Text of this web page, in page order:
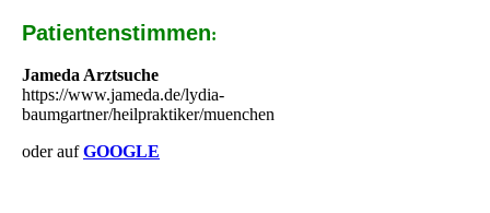
Patientenstimmen:
Jameda Arztsuche
https://www.jameda.de/lydia-
baumgartner/heilpraktiker/muenchen
oder aufGOOGLE